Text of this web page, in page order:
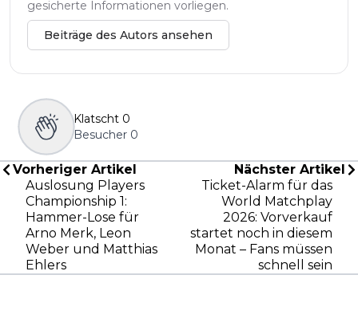
gesicherte Informationen vorliegen.
Beiträge des Autors ansehen
Klatscht 0
Besucher 0
Vorheriger Artikel
Auslosung Players
Championship 1:
Hammer-Lose für
Arno Merk, Leon
Weber und Matthias
Ehlers
Nächster Artikel
Ticket-Alarm für das
World Matchplay
2026: Vorverkauf
startet noch in diesem
Monat – Fans müssen
schnell sein